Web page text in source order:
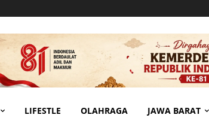
LIFESTLE OLAHRAGA JAWA BARAT